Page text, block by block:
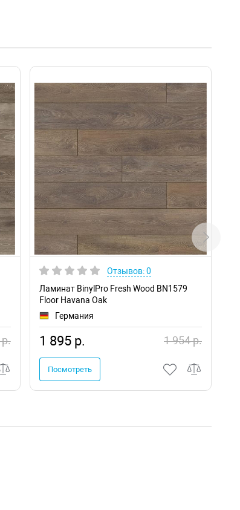
Отзывов: 0
Ламинат BinylPro Fresh Wood BN1579
Floor Havana Oak
Германия
1 895 р. 1 954 р.
Посмотреть